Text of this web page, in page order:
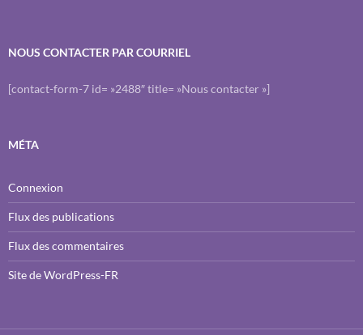
NOUS CONTACTER PAR COURRIEL
[contact-form-7 id= »2488″ title= »Nous contacter »]
MÉTA
Connexion
Flux des publications
Flux des commentaires
Site de WordPress-FR